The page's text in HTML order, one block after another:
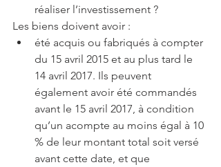
réaliser l’investissement ?
Les biens doivent avoir :
été acquis ou fabriqués à compter
du 15 avril 2015 et au plus tard le
14 avril 2017. Ils peuvent
également avoir été commandés
avant le 15 avril 2017, à condition
qu’un acompte au moins égal à 10
% de leur montant total soit versé
avant cette date, et que